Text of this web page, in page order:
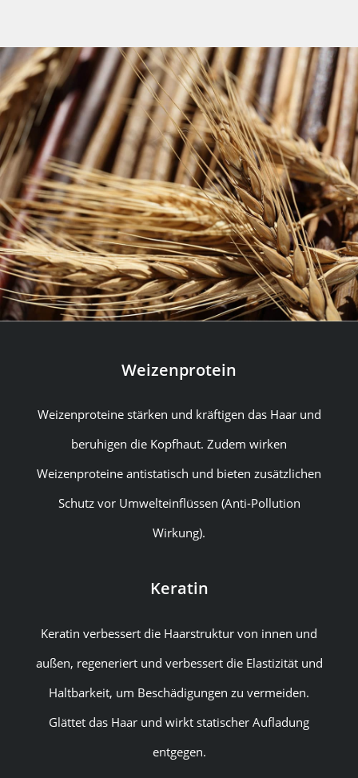
Weizenprotein
Weizenproteine stärken und kräftigen das Haar und
beruhigen die Kopfhaut. Zudem wirken
Weizenproteine antistatisch und bieten zusätzlichen
Schutz vor Umwelteinflüssen (Anti-Pollution
Wirkung).
Keratin
Keratin verbessert die Haarstruktur von innen und
außen, regeneriert und verbessert die Elastizität und
Haltbarkeit, um Beschädigungen zu vermeiden.
Glättet das Haar und wirkt statischer Aufladung
entgegen.